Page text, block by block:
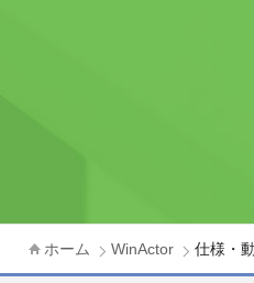
ホーム WinActor 仕様・